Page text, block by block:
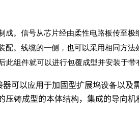
成。信号从芯片经由柔性电路板传至
。线缆的一侧，也可以采用相同方
组件就可以进行包覆成型并安装于带
器可以应用于加固型扩展坞设备以
压铸成型的本体结构，集成的导向